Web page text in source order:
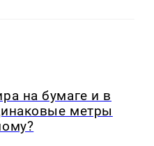
на бумаге и в
метры